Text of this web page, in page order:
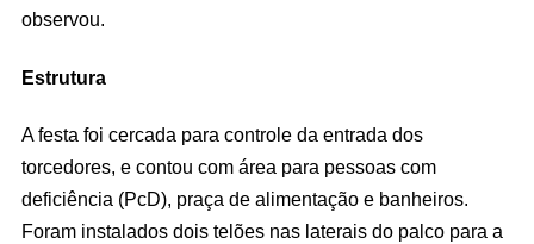
observou.
Estrutura
A festa foi cercada para controle da entrada dos
torcedores, e contou com área para pessoas com
deficiência (PcD), praça de alimentação e banheiros.
Foram instalados dois telões nas laterais do palco para a